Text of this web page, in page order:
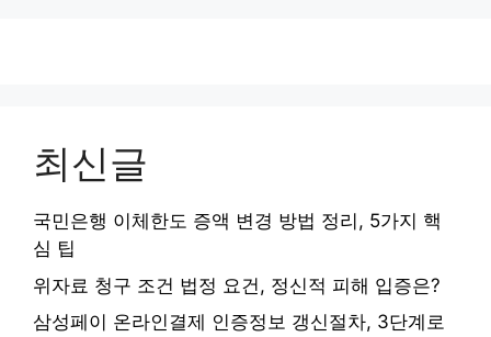
최신글
국민은행 이체한도 증액 변경 방법 정리, 5가지 핵
심 팁
위자료 청구 조건 법정 요건, 정신적 피해 입증은?
삼성페이 온라인결제 인증정보 갱신절차, 3단계로